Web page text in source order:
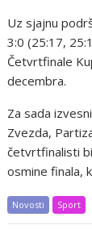
Uz sjajnu
3:0 (25:17,
Četvrtfinale
decembra.
Za sada
Zvezda,
četvrtfinalisti
osmine finala,
Novosti Sport